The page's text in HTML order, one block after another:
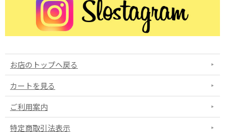
お店のトップへ戻る
カートを見る
ご利用案内
特定商取引法表示